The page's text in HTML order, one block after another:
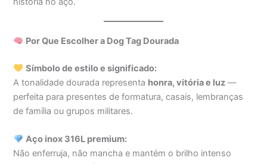
Por Que Escolher a Dog Tag Dourada
Símbolo de estilo e significado:
A tonalidade dourada representa honra, vitória e luz —
perfeita para presentes de formatura, casais, lembranças
de família ou grupos militares.
Aço inox 316L premium:
Não enferruja, não mancha e mantém o brilho intenso